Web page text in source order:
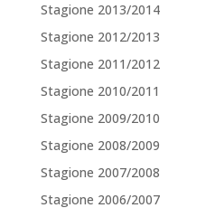
Stagione 2013/2014
Stagione 2012/2013
Stagione 2011/2012
Stagione 2010/2011
Stagione 2009/2010
Stagione 2008/2009
Stagione 2007/2008
Stagione 2006/2007